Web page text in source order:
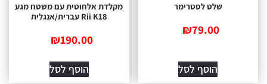
שלט לסטרימר
₪79.00
הוסף לסל
מקלדת אלחוטית עם משטח מגע
Rii K18 עברית/אנגלית
₪190.00
הוסף לסל